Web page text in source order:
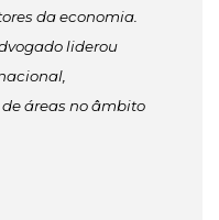
da economia.
liderou
áreas no âmbito